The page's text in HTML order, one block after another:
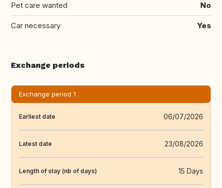
Pet care wanted No
Car necessary Yes
Exchange periods
Exchange period 1
Earliest date 06/07/2026
Latest date 23/08/2026
Length of stay (nb of days) 15 Days